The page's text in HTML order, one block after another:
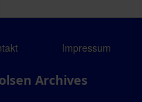
Impressum
Archives